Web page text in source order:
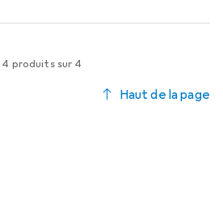
4 produits sur 4
Haut de la page